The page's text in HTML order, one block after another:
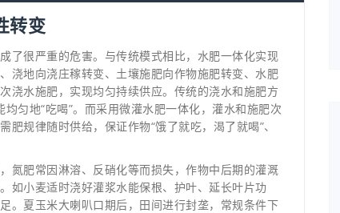
转变
了很严重的危害。与传统模式相比，水肥一体化实现
浇地向浇庄稼转变、土壤施肥向作物施肥转变、水肥
浇水施肥，实现均匀持续供应。传统的浇水和施肥方
匀地“吃喝”。而采用微灌水肥一体化，灌水和施肥次
规律随时供给，保证作物“饿了就吃，渴了就喝”、
氮肥常因淋溶、反硝化等而损失，作物中后期的灌溉
如小麦适时浇好灌浆水能保根、护叶、延长叶片功
。夏玉米大喇叭口期后，田间进行封垄，常规条件下